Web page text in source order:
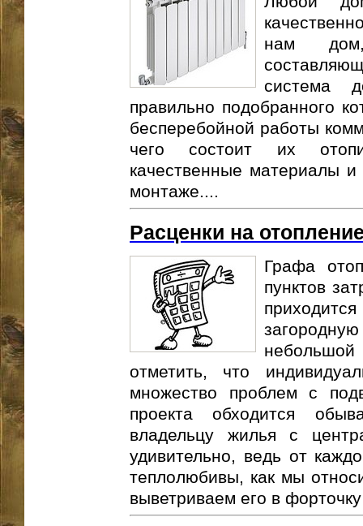
нам
система
правильно подобранного
бесперебойной работы
чего состоит их
качественные материалы
монтаже....
Расценки на
Графа
пунктов
отметить, что
множество проблем с
проекта обходится
владельцу жилья с
удивительно, ведь от
теплолюбивы, как мы
выветриваем его в